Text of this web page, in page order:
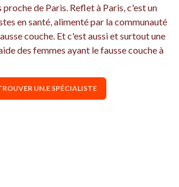
de Paris. Reflet à Paris, c'est un
en santé, alimenté par la communauté
couche. Et c'est aussi et surtout une
des femmes ayant le fausse couche à
UN.E SPÉCIALISTE